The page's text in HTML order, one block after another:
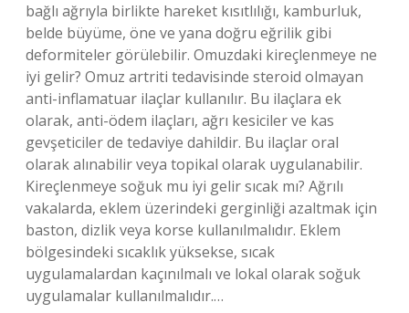
bağlı ağrıyla birlikte hareket kısıtlılığı, kamburluk,
belde büyüme, öne ve yana doğru eğrilik gibi
deformiteler görülebilir. Omuzdaki kireçlenmeye ne
iyi gelir? Omuz artriti tedavisinde steroid olmayan
anti-inflamatuar ilaçlar kullanılır. Bu ilaçlara ek
olarak, anti-ödem ilaçları, ağrı kesiciler ve kas
gevşeticiler de tedaviye dahildir. Bu ilaçlar oral
olarak alınabilir veya topikal olarak uygulanabilir.
Kireçlenmeye soğuk mu iyi gelir sıcak mı? Ağrılı
vakalarda, eklem üzerindeki gerginliği azaltmak için
baston, dizlik veya korse kullanılmalıdır. Eklem
bölgesindeki sıcaklık yüksekse, sıcak
uygulamalardan kaçınılmalı ve lokal olarak soğuk
uygulamalar kullanılmalıdır.…